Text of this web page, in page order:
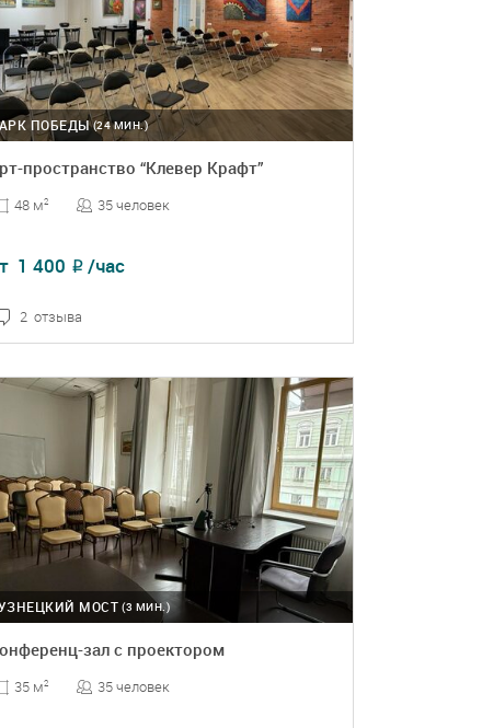
(24 МИН.)
ПОБЕДЫ
пространство “Клевер Крафт”
48 м2 35 человек
1 400 ₽ /час
2 отзыва
(3 МИН.)
МОСТ
зал с проектором
35 м2 35 человек